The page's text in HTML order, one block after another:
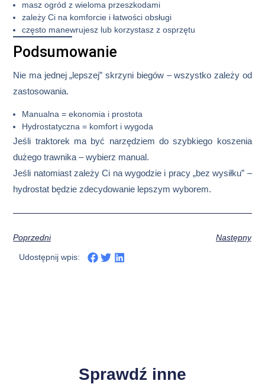
masz ogród z wieloma przeszkodami
zależy Ci na komforcie i łatwości obsługi
często manewrujesz lub korzystasz z osprzętu
Podsumowanie
Nie ma jednej „lepszej” skrzyni biegów – wszystko zależy od
zastosowania.
Manualna = ekonomia i prostota
Hydrostatyczna = komfort i wygoda
Jeśli traktorek ma być narzędziem do szybkiego koszenia
dużego trawnika – wybierz manual.
Jeśli natomiast zależy Ci na wygodzie i pracy „bez wysiłku” –
hydrostat będzie zdecydowanie lepszym wyborem.
Poprzedni Następny
Udostępnij wpis:
Sprawdź inne